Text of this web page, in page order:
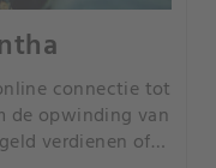
connectie tot
de opwinding van
verdienen of